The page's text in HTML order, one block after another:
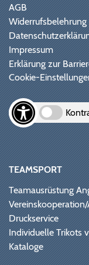
AGB
Widerrufsbelehrung
Impressum
Erklärung zur
Cookie-
TEAMSPORT
Teamausrüstung
Druckservice
Individuelle Trikots
Kataloge